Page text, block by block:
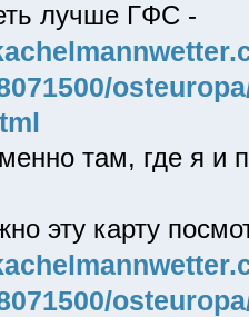
лучше ГФС -
там, где я и
эту карту